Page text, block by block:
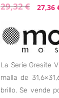
29,32€ 27,36
La Serie Gresite
malla de
brillo. Se vende